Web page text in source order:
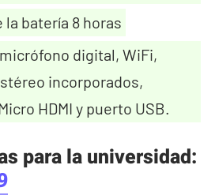
la batería 8 horas
digital, WiFi,
incorporados,
HDMI y puerto USB.
para la universidad: